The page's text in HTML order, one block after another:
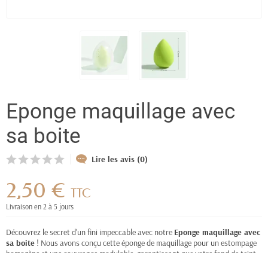
Eponge maquillage avec
sa boite
Lire les avis (0)
2,50 € TTC
Livraison en 2 à 5 jours
Découvrez le secret d'un fini impeccable avec notre Eponge maquillage avec
sa boite ! Nous avons conçu cette éponge de maquillage pour un estompage